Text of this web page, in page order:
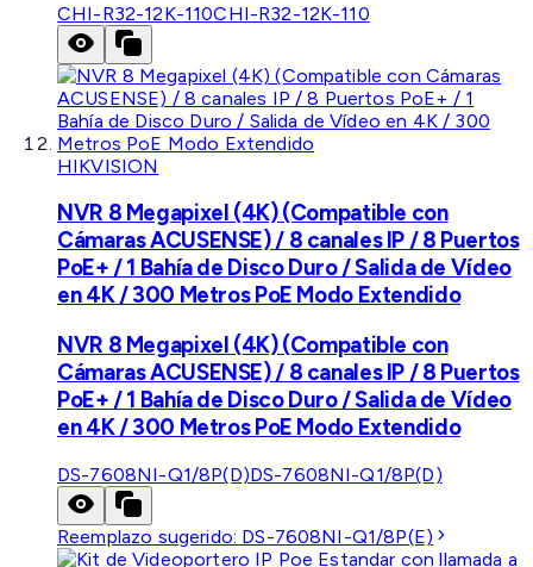
CHI-R32-12K-110CHI-R32-12K-110
HIKVISION
NVR 8 Megapixel (4K) (Compatible con
Cámaras ACUSENSE) / 8 canales IP / 8 Puertos
PoE+ / 1 Bahía de Disco Duro / Salida de Vídeo
en 4K / 300 Metros PoE Modo Extendido
NVR 8 Megapixel (4K) (Compatible con
Cámaras ACUSENSE) / 8 canales IP / 8 Puertos
PoE+ / 1 Bahía de Disco Duro / Salida de Vídeo
en 4K / 300 Metros PoE Modo Extendido
DS-7608NI-Q1/8P(D)DS-7608NI-Q1/8P(D)
Reemplazo sugerido: DS-7608NI-Q1/8P(E)